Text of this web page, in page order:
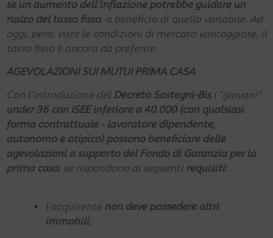
se un aumento dell'inflazione potrebbe guidare un
rialzo del tasso fisso, a beneficio di quello variabile. Ad
oggi, però, viste le condizioni di mercato vantaggiose, il
tasso fisso è ancora da preferire.
AGEVOLAZIONI SUI MUTUI PRIMA CASA
Con l'introduzione del Decreto Sostegni-Bisi "giovani"
under 36 con ISEE inferiore a 40.000 (con qualsiasi
forma contrattuale - lavoratore dipendente,
autonomo e atipico) possono beneficiare delle
agevolazioni a supporto del Fondo di Garanzia per la
prima casa, se rispondono ai seguenti requisiti:
l’acquirente non deve possedere altri
immobili;